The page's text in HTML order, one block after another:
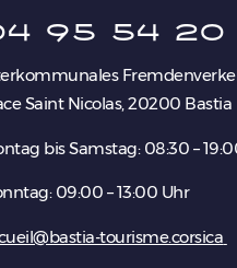
95 54 20
Saint Nicolas, 20200 Bastia
bis Samstag: 08:30 –
09:00 – 13:00 Uhr
tourisme.corsica